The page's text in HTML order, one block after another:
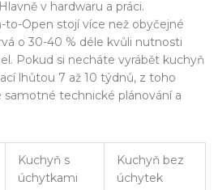
v hardwaru a práci.
Open stojí více než obyčejné
o 30-40 % déle kvůli nutnosti
Pokud si necháte vyrábět kuchyň
lhůtou 7 až 10 týdnů, z toho
technické plánování a
Kuchyň s
úchytkami
Kuchyň bez
úchytek